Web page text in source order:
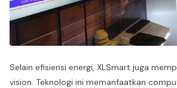
Selain efisiensi energi, XLSmart juga
vision. Teknologi ini memanfaatkan